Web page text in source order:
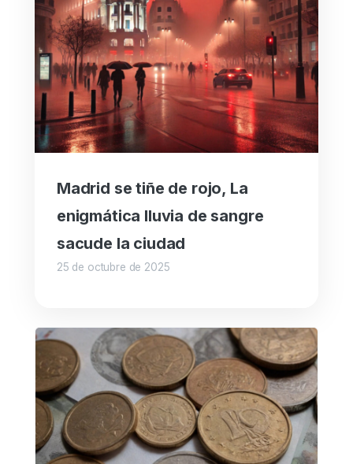
Madrid se tiñe de rojo, La
enigmática lluvia de sangre
sacude la ciudad
25 de octubre de 2025